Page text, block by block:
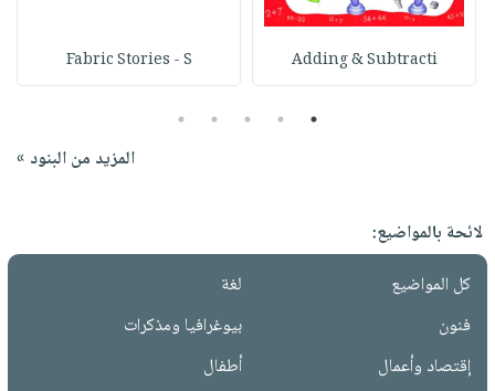
Adding & Subtracti
Fabric Stories - S
1
2
3
4
5
المزيد من البنود »
لائحة بالمواضيع:
كل المواضيع
لغة
فنون
بيوغرافيا ومذكرات
إقتصاد وأعمال
أطفال